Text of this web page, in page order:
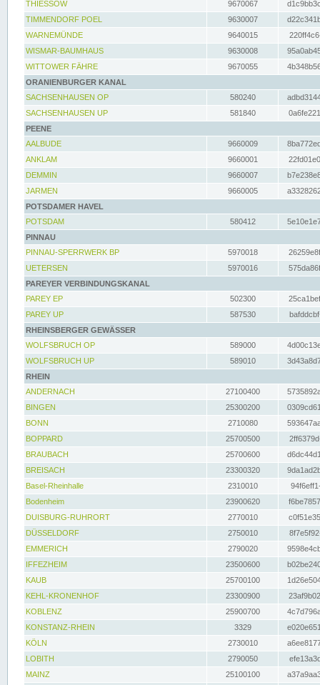
THIESSOW
9670067
TIMMENDORF POEL
9630007
WARNEMÜNDE
9640015
WISMAR-BAUMHAUS
9630008
WITTOWER FÄHRE
9670055
ORANIENBURGER KANAL
SACHSENHAUSEN OP
580240
SACHSENHAUSEN UP
581840
PEENE
AALBUDE
9660009
ANKLAM
9660001
DEMMIN
9660007
JARMEN
9660005
POTSDAMER HAVEL
POTSDAM
580412
PINNAU
PINNAU-SPERRWERK BP
5970018
UETERSEN
5970016
PAREYER VERBINDUNGSKANAL
PAREY EP
502300
PAREY UP
587530
RHEINSBERGER GEWÄSSER
WOLFSBRUCH OP
589000
WOLFSBRUCH UP
589010
RHEIN
ANDERNACH
27100400
BINGEN
25300200
BONN
2710080
BOPPARD
25700500
BRAUBACH
25700600
BREISACH
23300320
Basel-Rheinhalle
2310010
Bodenheim
23900620
DUISBURG-RUHRORT
2770010
DÜSSELDORF
2750010
EMMERICH
2790020
IFFEZHEIM
23500600
KAUB
25700100
KEHL-KRONENHOF
23300900
KOBLENZ
25900700
KONSTANZ-RHEIN
3329
KÖLN
2730010
LOBITH
2790050
MAINZ
25100100